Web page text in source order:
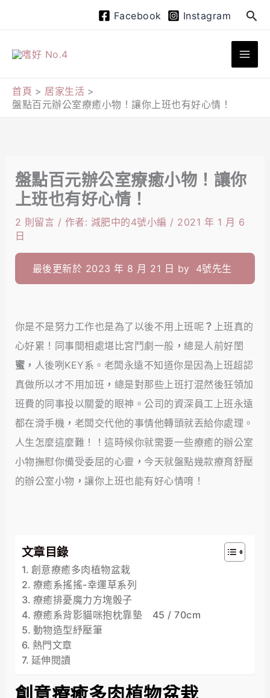
至
Facebook Instagram
搜
尋
首頁
居家生活
盤點百元辦公室療癒小物！讓你上班也有好心情！
盤點百元辦公室療癒小物！讓你
上班也有好心情！
2 則留言 / 作者: 減肥中的4號小編 / 2021 年 1 月 6
日
最後更新於 2023 年 8 月 21 日 by 4號先生
你是不是努力工作也是為了以後不用上班呢 ？ 上班真的
心好累！同事間相處堪比宮鬥劇一般 ，總是人前好閨
蜜， 人後咧KEY系。老闆永遠不知道你是因為上班超認
真做所以才不用加班 ， 總是對那些上班打混然後狂領加
班費的同事投以關愛的眼神。公司的資深員工上班永遠
都在滑手機 ， 老闆交代他的事情他轉頭就丟給你處理。
人生怎麼這麼難！！這時候你就需要一些療癒的辦公室
小物撫慰你備受委屈的心靈 ， 今天就盤點幾款療育舒壓
的辦公室小物 ，讓你上班也能有好心情唷！
文章目錄
創意療癒多肉植物盆栽
療癒系搖搖-幸運草系列
療癒排憂魔力方塊骰子
療癒系背影貓咪抱枕靠墊 45 / 70cm
動物造型紓壓筆
熱門文章
延伸閱讀